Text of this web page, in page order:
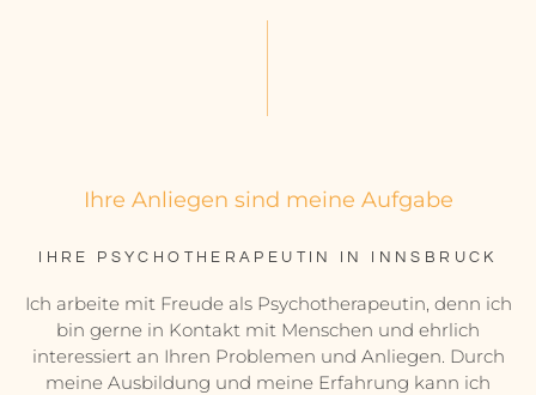
Ihre Anliegen sind meine Aufgabe
IHRE PSYCHOTHERAPEUTIN IN INNSBRUCK
Ich arbeite mit Freude als Psychotherapeutin, denn ich
bin gerne in Kontakt mit Menschen und ehrlich
interessiert an Ihren Problemen und Anliegen. Durch
meine Ausbildung und meine Erfahrung kann ich